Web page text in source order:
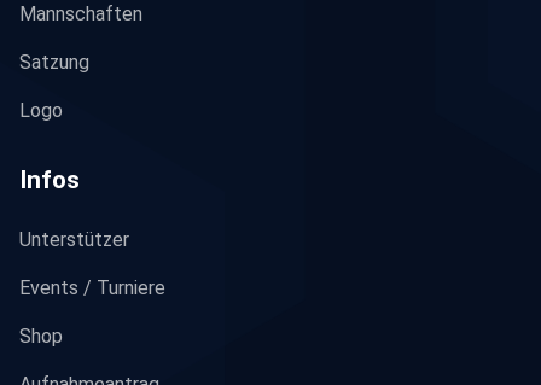
Mannschaften
Satzung
Logo
Infos
Unterstützer
Events / Turniere
Shop